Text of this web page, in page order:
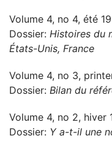
Volume 4, no 4, été
Dossier: Histoires du
États-Unis, France
Volume 4, no 3,
Dossier: Bilan du
Volume 4, no 2, hiver
Dossier: Y a-t-il une